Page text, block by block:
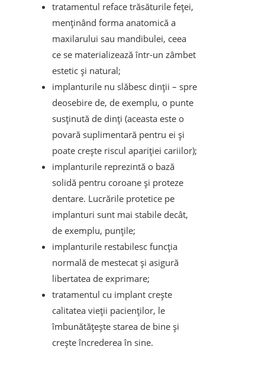
tratamentul reface trăsăturile feței,
menținând forma anatomică a
maxilarului sau mandibulei, ceea
ce se materializează într-un zâmbet
estetic și natural;
implanturile nu slăbesc dinții – spre
deosebire de, de exemplu, o punte
susținută de dinți (aceasta este o
povară suplimentară pentru ei și
poate crește riscul apariției cariilor);
implanturile reprezintă o bază
solidă pentru coroane și proteze
dentare. Lucrările protetice pe
implanturi sunt mai stabile decât,
de exemplu, punțile;
implanturile restabilesc funcția
normală de mestecat și asigură
libertatea de exprimare;
tratamentul cu implant crește
calitatea vieții pacienților, le
îmbunătățește starea de bine și
crește încrederea în sine.